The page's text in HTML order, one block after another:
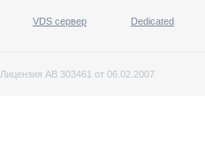
VDS сервер Dedicated
Лицензия АВ 303461 от 06.02.2007